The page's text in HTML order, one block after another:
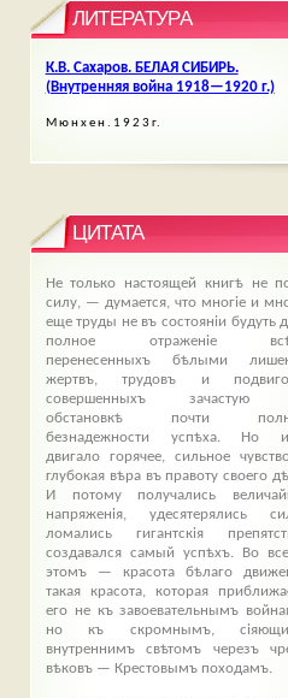
ЛИТЕРАТУРА
К.В. Сахаров. БЕЛАЯ СИБИРЬ.
(Внутренняя война 1918—1920 г.)
M ю н х е н . 1 9 2 3 г.
ЦИТАТА
Не только настоящей книгѣ не
силу, — думается, что многіе и
еще труды не въ состояніи будуть
полное отраженіе
перенесенныхъ бѣлыми
жертвъ, трудовъ и
совершенныхъ зачастую
обстановкѣ почти
безнадежности успѣха. Но
двигало горячее, сильное
глубокая вѣра въ правоту своего
И потому получались
напряженія, удесятерялись
ломались гигантскія
создавался самый успѣхъ. Во
этомъ — красота бѣлаго
такая красота, которая
его не къ завоевательнымъ
но къ скромнымъ,
внутреннимъ свѣтомъ черезъ
вѣковъ — Крестовымъ походамъ.